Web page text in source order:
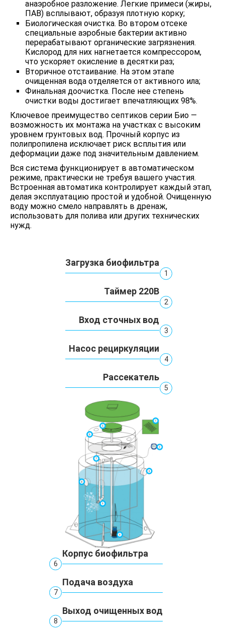
анаэробное разложение. Легкие примеси (жиры,
ПАВ) всплывают, образуя плотную корку;
Биологическая очистка. Во втором отсеке
специальные аэробные бактерии активно
перерабатывают органические загрязнения.
Кислород для них нагнетается компрессором,
что ускоряет окисление в десятки раз;
Вторичное отстаивание. На этом этапе
очищенная вода отделяется от активного ила;
Финальная доочистка. После нее степень
очистки воды достигает впечатляющих 98%.
Ключевое преимущество септиков серии Био —
возможность их монтажа на участках с высоким
уровнем грунтовых вод. Прочный корпус из
полипропилена исключает риск всплытия или
деформации даже под значительным давлением.
Вся система функционирует в автоматическом
режиме, практически не требуя вашего участия.
Встроенная автоматика контролирует каждый этап,
делая эксплуатацию простой и удобной. Очищенную
воду можно смело направлять в дренаж,
использовать для полива или других технических
нужд.
Загрузка биофильтра
1
Таймер 220В
2
Вход сточных вод
3
Насос рециркуляции
4
Рассекатель
5
Корпус биофильтра
6
Подача воздуха
7
Выход очищенных вод
8